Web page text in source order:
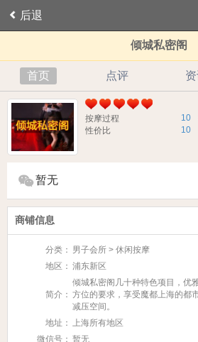
后退
倾城私密阁
首页 点评
10
按摩过程
10
性价比
暂无
商铺信息
分类： 男子会所 > 休闲按摩
地区： 浦东新区
简介：
倾城私密阁几十种特色项目，优
方位的要求，享受魔都上海的都
减压空间。
地址：
上海所有地区
微信号： 暂无